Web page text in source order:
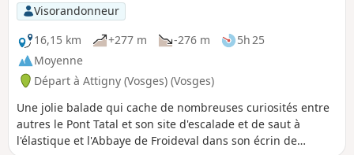
Visorandonneur
16,15 km
+277 m -276 m
5h 25
Moyenne
Départ à Attigny (Vosges) (Vosges)
Une jolie balade qui cache de nombreuses curiosités entre
autres le Pont Tatal et son site d'escalade et de saut à
l'élastique et l'Abbaye de Froideval dans son écrin de